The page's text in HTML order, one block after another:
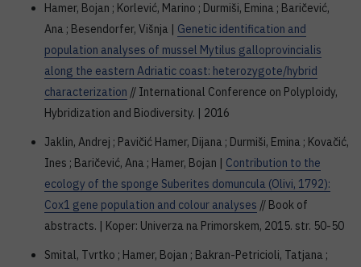
Hamer, Bojan ; Korlević, Marino ; Durmiši, Emina ; Baričević,
Ana ; Besendorfer, Višnja | Genetic identification and
population analyses of mussel Mytilus galloprovincialis
along the eastern Adriatic coast: heterozygote/hybrid
characterization // International Conference on Polyploidy,
Hybridization and Biodiversity. | 2016
Jaklin, Andrej ; Pavičić Hamer, Dijana ; Durmiši, Emina ; Kovačić,
Ines ; Baričević, Ana ; Hamer, Bojan | Contribution to the
ecology of the sponge Suberites domuncula (Olivi, 1792):
Cox1 gene population and colour analyses // Book of
abstracts. | Koper: Univerza na Primorskem, 2015. str. 50-50
Smital, Tvrtko ; Hamer, Bojan ; Bakran-Petricioli, Tatjana ;